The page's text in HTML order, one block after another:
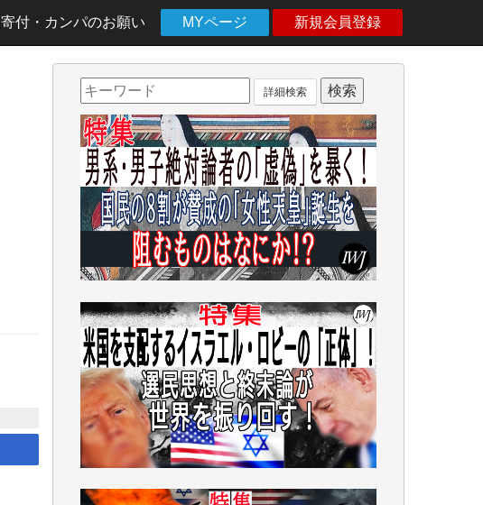
寄付・カンパのお願い MYページ 新規会員登録
詳細検索